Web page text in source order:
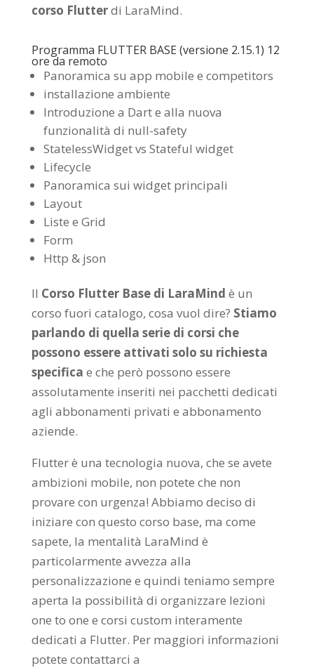
corso Flutterdi LaraMind.
Programma FLUTTER BASE (versione 2.15.1) 12
ore da remoto
Panoramica su app mobile e competitors
installazione ambiente
Introduzione a Dart e alla nuova
funzionalità di null-safety
StatelessWidget vs Stateful widget
Lifecycle
Panoramica sui widget principali
Layout
Liste e Grid
Form
Http & json
Il Corso Flutter Base di LaraMind è un
corso fuori catalogo, cosa vuol dire? Stiamo
parlando di quella serie di corsi che
possono essere attivati solo su richiesta
specifica e che però possono essere
assolutamente inseriti nei pacchetti dedicati
agli abbonamenti privati e abbonamento
aziende.
Flutter è una tecnologia nuova, che se avete
ambizioni mobile, non potete che non
provare con urgenza! Abbiamo deciso di
iniziare con questo corso base, ma come
sapete, la mentalità LaraMind è
particolarmente avvezza alla
personalizzazione e quindi teniamo sempre
aperta la possibilità di organizzare lezioni
one to one e corsi custom interamente
dedicati a Flutter. Per maggiori informazioni
potete contattarci a